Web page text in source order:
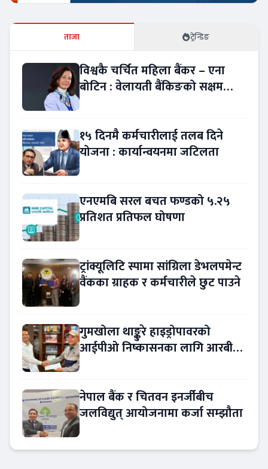
ताजा ट्रेन्डिङ
विश्वकै चर्चित महिला बैंकर – एना
बोटिन : वेलायती बैंकिङको सक्षम
१५ दिनमै कर्मचारीलाई तलब दिने
योजना : कार्यान्वयनमा जटिलता
एनएमबि सरल बचत फण्डको ५.२५
प्रतिशत प्रतिफल घोषणा
ट्रांक्यूलिटि स्पामा सांग्रिला डेभलपमेन्ट
वैंकका ग्राहक र कर्मचारीले छुट पाउने
गुमखोला थाङ्कुरे हाइड्रोपावरको
आईपीओ निष्कासनका लागि आरबीबी
नेपाल बैंक र चितवन इनर्जीबीच
जलविद्युत् आयोजनामा कर्जा सम्झौता